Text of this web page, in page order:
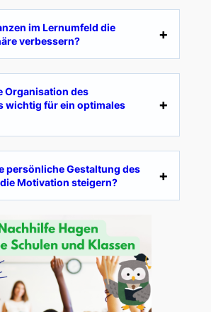
im Lernumfeld die
verbessern?
Organisation des
wichtig für ein optimales
persönliche Gestaltung des
Motivation steigern?